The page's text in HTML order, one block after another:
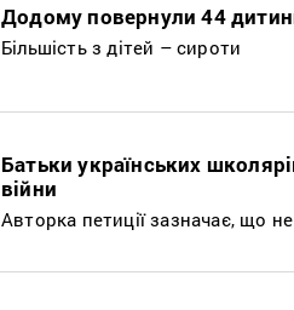
Додому повернули 44
Більшість з дітей – сироти
Батьки українських
війни
Авторка петиції зазначає, що